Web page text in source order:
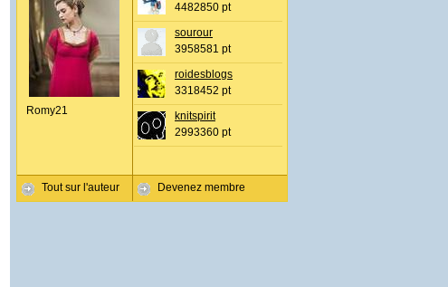
Romy21
Tout sur l'auteur
4482850 pt
sourour
3958581 pt
roidesblogs
3318452 pt
knitspirit
2993360 pt
Devenez membre